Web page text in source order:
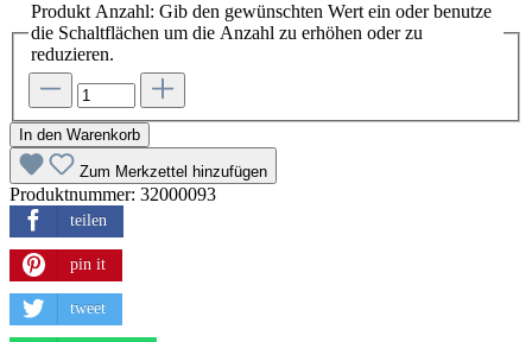
Produkt Anzahl: Gib den gewünschten Wert ein oder benutze
die Schaltflächen um die Anzahl zu erhöhen oder zu
reduzieren.
In den Warenkorb
Zum Merkzettel hinzufügen
Produktnummer: 32000093
teilen
pin it
tweet